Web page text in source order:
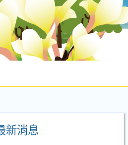
新消息